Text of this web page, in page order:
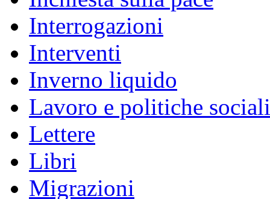
Interrogazioni
Interventi
Inverno liquido
Lavoro e politiche sociali
Lettere
Libri
Migrazioni